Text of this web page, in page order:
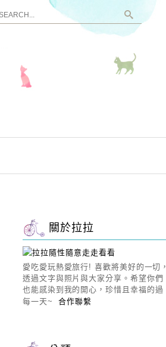
關於拉拉
愛吃愛玩熱愛旅行! 喜歡將美好的一切，
透過文字與照片與大家分享。希望你們
也能感染到我的開心，珍惜且幸福的過
每一天~合作聯繫